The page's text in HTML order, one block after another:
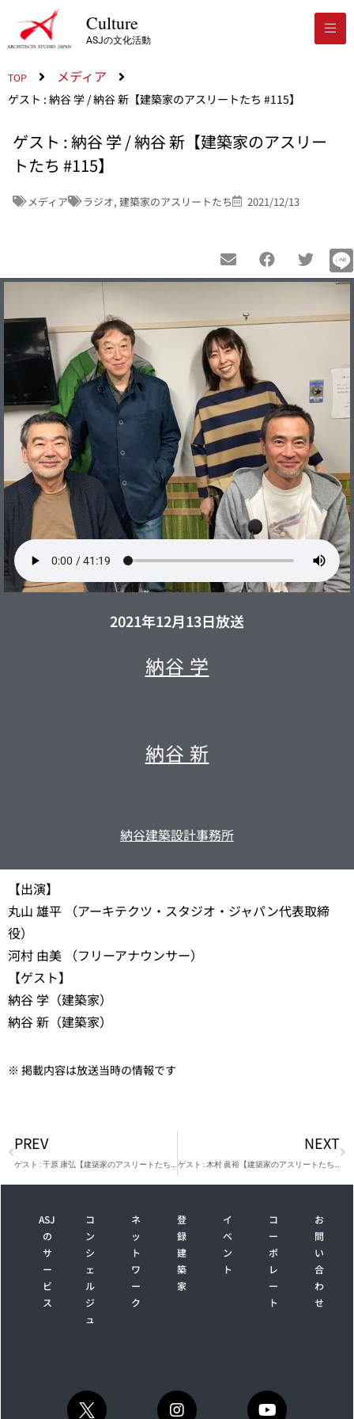
Culture
ASJの文化活動
TOP メディア
ゲスト : 納谷 学 / 納谷 新【建築家のアスリートたち #115】
ゲスト : 納谷 学 / 納谷 新【建築家のアスリー
トたち #115】
メディア ラジオ, 建築家のアスリートたち 2021/12/13
2021年12月13日放送
納谷 学
納谷 新
納谷建築設計事務所
【出演】
丸山 雄平 （アーキテクツ・スタジオ・ジャパン代表取締
役）
河村 由美 （フリーアナウンサー）
【ゲスト】
納谷 学（建築家）
納谷 新（建築家）
※ 掲載内容は放送当時の情報です
PREV NEXT
ASJ
の
サ
ー
ビ
ス
コ
ン
シ
ェ
ル
ジ
ュ
ネ
ッ
ト
ワ
ー
ク
登
録
建
築
家
イ
ベ
ン
ト
コ
ー
ポ
レ
ー
ト
お
問
い
合
わ
せ